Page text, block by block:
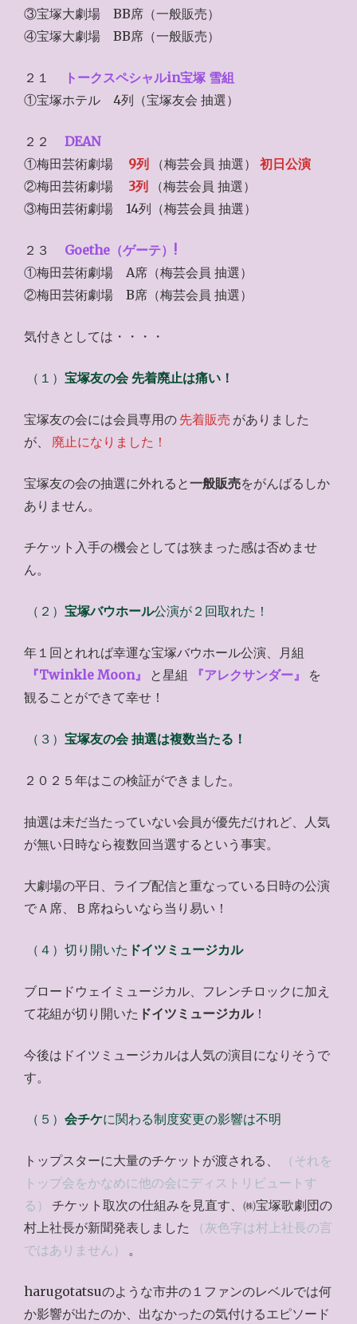
③宝塚大劇場 BB席（一般販売）
④宝塚大劇場 BB席（一般販売）
２１
トークスペシャルin宝塚 雪組
①宝塚ホテル 4列（宝塚友会 抽選）
２２
DEAN
①梅田芸術劇場
9列 （梅芸会員 抽選）
初日公演
②梅田芸術劇場
3列
（梅芸会員 抽選）
③梅田芸術劇場 14列（梅芸会員 抽選）
２３
Goethe（ゲーテ）!
①梅田芸術劇場 A席（梅芸会員 抽選）
②梅田芸術劇場 B席（梅芸会員 抽選）
気付きとしては・・・・
（１）宝塚友の会 先着廃止は痛い！
宝塚友の会には会員専用の 先着販売 がありました
が、
廃止になりました！
宝塚友の会の抽選に外れると一般販売をがんばるしか
ありません。
チケット入手の機会としては狭まった感は否めませ
ん。
（２）宝塚バウホール公演が２回取れた！
年１回とれれば幸運な宝塚バウホール公演、月組
『Twinkle Moon』
と星組 『アレクサンダー』
を
観ることができて幸せ！
（３）宝塚友の会 抽選は複数当たる！
２０２５年はこの検証ができました。
抽選は未だ当たっていない会員が優先だけれど、人気
が無い日時なら複数回当選するという事実。
大劇場の平日、ライブ配信と重なっている日時の公演
でＡ席、Ｂ席ねらいなら当り易い！
（４）切り開いた ドイツミュージカル
ブロードウェイミュージカル、フレンチロックに加え
て花組が切り開いた ドイツミュージカル！
今後はドイツミュージカルは人気の演目になりそうで
す。
（５）会チケに関わる制度変更の影響は不明
トップスターに大量のチケットが渡される、
（それを
トップ会をかなめに他の会にディストリビュートす
る）
チケット取次の仕組みを見直す、㈱宝塚歌劇団の
村上社長が新聞発表しました
（灰色字は村上社長の言
ではありません）
。
harugotatsuのような市井の１ファンのレベルでは何
か影響が出たのか、出なかったの気付けるエピソード